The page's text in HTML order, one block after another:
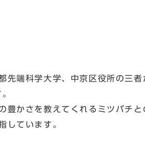
先端科学大学、中京区役所の三
かさを教えてくれるミツバチと
しています。